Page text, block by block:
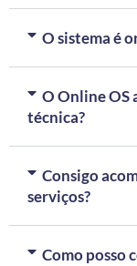
O sistema é
O Online OS
técnica?
Consigo
serviços?
Como posso